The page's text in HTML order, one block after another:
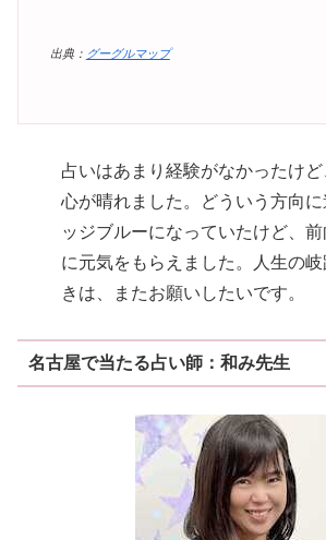
出典： グーグルマップ
占いはあまり経験がなかったけ
心が晴れました。どういう方向に
ッジブルーになっていたけど、
に元気をもらえました。人生の
きは、またお願いしたいです。
名古屋で当たる占い師：和み先生